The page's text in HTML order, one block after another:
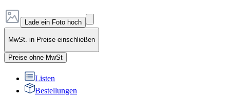
Lade ein Foto hoch
MwSt. in Preise einschließen
Preise ohne MwSt
Listen
Bestellungen